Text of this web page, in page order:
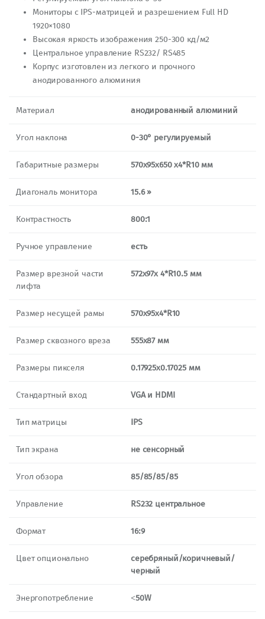
Мониторы с IPS-матрицей и разрешением Full HD
1920×1080
Высокая яркость изображения 250-300 кд/м2
Центральное управление RS232/ RS485
Корпус изготовлен из легкого и прочного
анодированного алюминия
Материал анодированный алюминий
Угол наклона 0-30° регулируемый
Габаритные размеры 570х95х650 х4*R10 мм
Диагональ монитора 15.6 »
Контрастность 800:1
Ручное управление есть
Размер врезной части
лифта
572х97х 4*R10.5 мм
Размер несущей рамы 570х95х4*R10
Размер сквозного вреза 555х87 мм
Размеры пикселя 0.17925х0.17025 мм
Стандартный вход VGA и HDMI
Тип матрицы IPS
Тип экрана не сенсорный
Угол обзора 85/85/85/85
Управление RS232 центральное
Формат 16:9
Цвет опционально
серебряный/коричневый/
черный
Энергопотребление ˂50W